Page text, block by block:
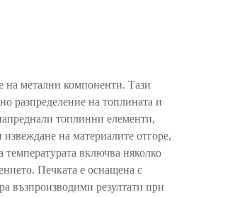
на метални компоненти. Тази
разпределение на топлината и
топлинни елементи,
на материалите отгоре,
включва няколко
Печката е оснащена с
възпроизводими резултати при